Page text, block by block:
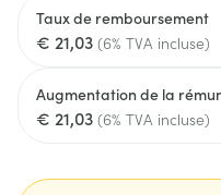
Taux de remboursement
€ 21,03 (6% TVA incluse)
Augmentation de la
€ 21,03 (6% TVA incluse)